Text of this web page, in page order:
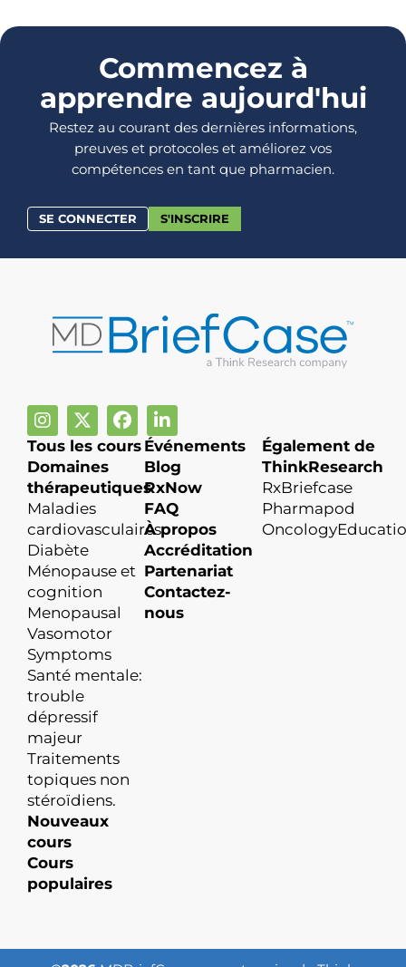
Commencez à
apprendre aujourd'hui
Restez au courant des dernières informations,
preuves et protocoles et améliorez vos
compétences en tant que pharmacien.
SE CONNECTER S'INSCRIRE
Tous les cours
Domaines
thérapeutiques
Maladies
cardiovasculaires
Diabète
Ménopause et
cognition
Menopausal
Vasomotor
Symptoms
Santé mentale:
trouble
dépressif
majeur
Traitements
topiques non
stéroïdiens.
Nouveaux
cours
Cours
populaires
Événements
Blog
RxNow
FAQ
À propos
Accréditation
Partenariat
Contactez-
nous
Également de
ThinkResearch
RxBriefcase
Pharmapod